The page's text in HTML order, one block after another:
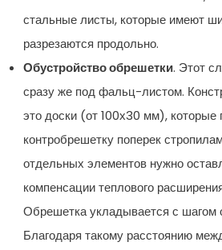
стальные листы, которые имеют
разрезаются продольно.
Обустройство обрешетки. Этот
сразу же под фальц-листом.
это доски (от 100х30 мм), которые
контробрешетку поперек
отдельных элементов нужно
компенсации теплового
Обрешетка укладывается с шагом
Благодаря такому расстоянию